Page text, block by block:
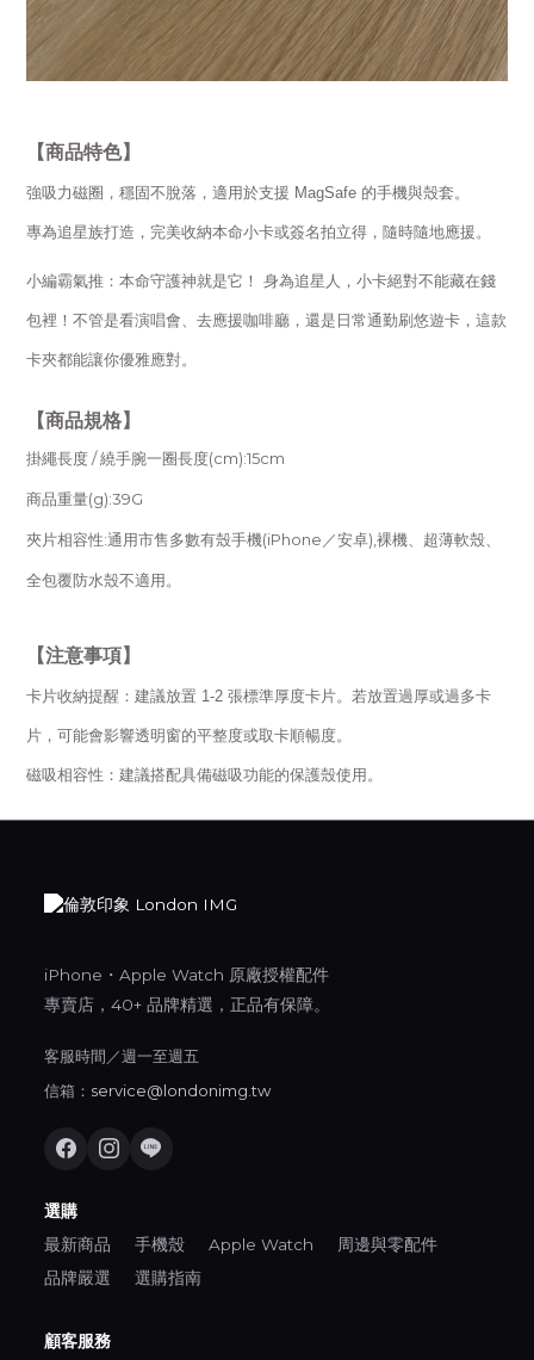
【商品特色】
強吸力磁圈，穩固不脫落，適用於支援 MagSafe 的手機與殼套。
專為追星族打造，完美收納本命小卡或簽名拍立得，隨時隨地應援。
小編霸氣推：本命守護神就是它！ 身為追星人，小卡絕對不能藏在錢
包裡！ 不管是看演唱會、去應援咖啡廳，還是日常通勤刷悠遊卡，這款
卡夾都能讓你優雅應對。
【商品規格】
掛繩長度 / 繞手腕一圈長度(cm):15cm
商品重量(g):39G
夾片相容性:通用市售多數有殼手機(iPhone／安卓),裸機、超薄軟殼、
全包覆防水殼不適用。
【注意事項】
卡片收納提醒 ：建議放置 1-2 張標準厚度卡片。若放置過厚或過多卡
片，可能會影響透明窗的平整度或取卡順暢度。
磁吸相容性 ：建議搭配具備磁吸功能的保護殼使用。
iPhone・Apple Watch 原廠授權配件
專賣店，40+ 品牌精選，正品有保障。
客服時間／週一至週五
信箱： service@londonimg.tw
選購
最新商品 手機殼 Apple Watch
周邊與零配件
品牌嚴選
選購指南
顧客服務